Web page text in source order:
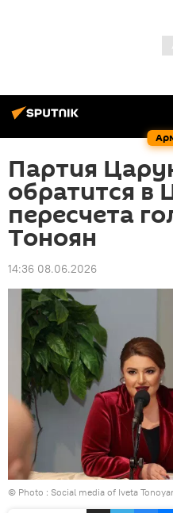
Партия
обратится в
пересчета
Тоноян
14:36 08.06.2026
© Photo : Social media of Iveta